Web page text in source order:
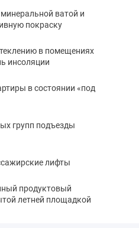
ватой и
покраску
в помещениях
инсоляции
в состоянии «под
групп подъезды
лифты
продуктовый
летней площадкой